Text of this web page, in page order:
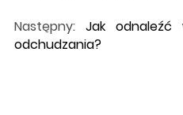
Następny: Jak
odchudzania?